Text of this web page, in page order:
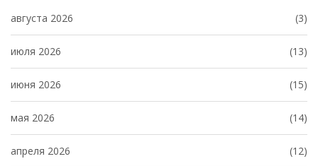
августа 2026 (3)
июля 2026 (13)
июня 2026 (15)
мая 2026 (14)
апреля 2026 (12)